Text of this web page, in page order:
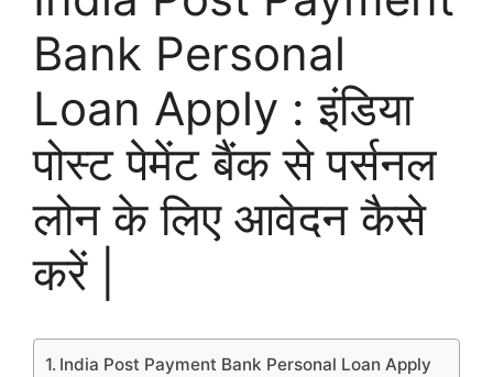
Bank Personal
Loan Apply : इंडिया
पोस्ट पेमेंट बैंक से पर्सनल
लोन के लिए आवेदन कैसे
करें |
India Post Payment Bank Personal Loan Apply